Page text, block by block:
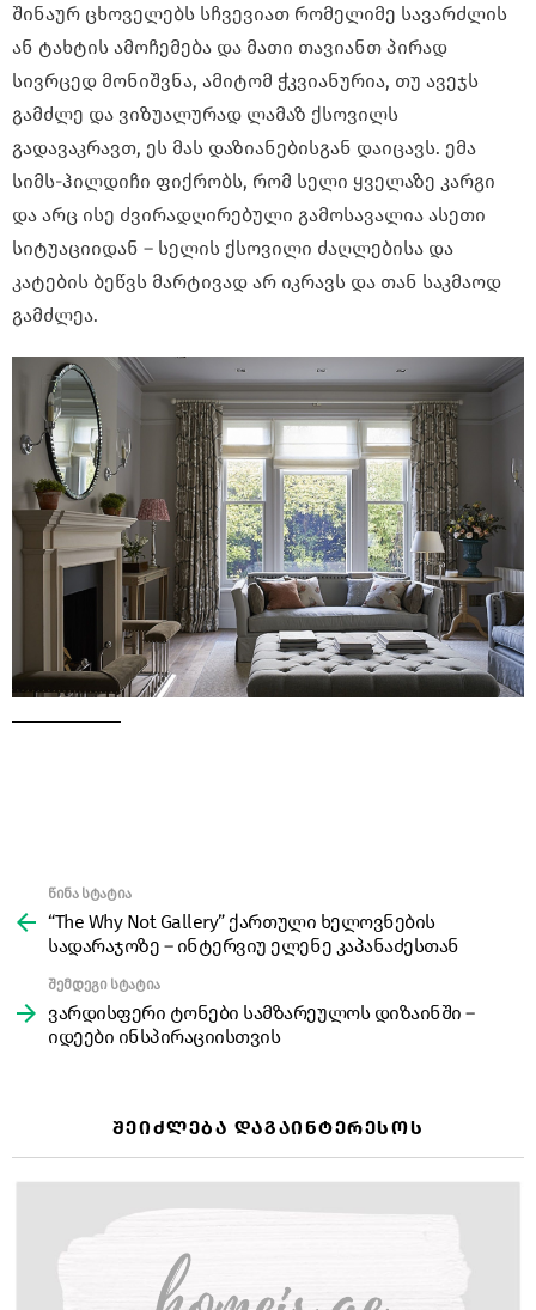
შინაურ ცხოველებს სჩვევიათ რომელიმე სავარძლის
ან ტახტის ამოჩემება და მათი თავიანთ პირად
სივრცედ მონიშვნა, ამიტომ ჭკვიანურია, თუ ავეჯს
გამძლე და ვიზუალურად ლამაზ ქსოვილს
გადავაკრავთ, ეს მას დაზიანებისგან დაიცავს. ემა
სიმს-ჰილდიჩი ფიქრობს, რომ სელი ყველაზე კარგი
და არც ისე ძვირადღირებული გამოსავალია ასეთი
სიტუაციიდან – სელის ქსოვილი ძაღლებისა და
კატების ბეწვს მარტივად არ იკრავს და თან საკმაოდ
გამძლეა.
more
წინა სტატია
“The Why Not Gallery” ქართული ხელოვნების
სადარაჯოზე – ინტერვიუ ელენე კაპანაძესთან
შემდეგი სტატია
ვარდისფერი ტონები სამზარეულოს დიზაინში –
იდეები ინსპირაციისთვის
ᲨᲔᲘᲫᲚᲔᲑᲐ ᲓᲐᲒᲐᲘᲜᲢᲔᲠᲔᲡᲝᲡ